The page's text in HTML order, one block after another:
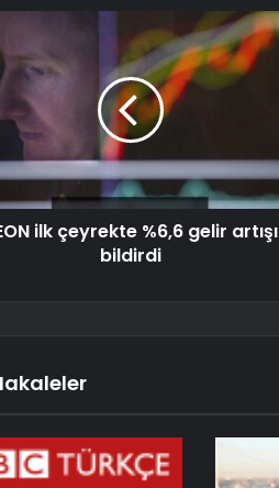
ilk çeyrekte %6,6 gelir artışı
bildirdi